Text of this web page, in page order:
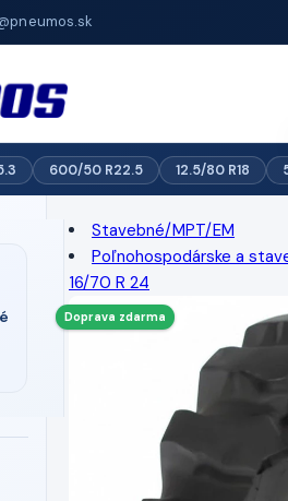
600/50 R22.5 12.5/80 R18
Stavebné/MPT/EM
Poľnohospodárske a
16/70 R 24
Doprava zdarma